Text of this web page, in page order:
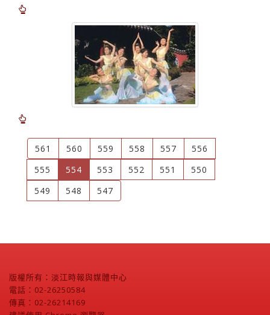
561 560 559 558 557
556
555
554 (current)
553 552 551
550
549
548 547
版權所有：淡江時報與媒體中心
電話：02-26250584
傳真：02-26214169